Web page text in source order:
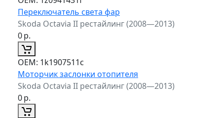
Переключатель света фар
Skoda Octavia II рестайлинг (2008—2013)
0р.
ОЕМ: 1k1907511c
Моторчик заслонки отопителя
Skoda Octavia II рестайлинг (2008—2013)
0р.